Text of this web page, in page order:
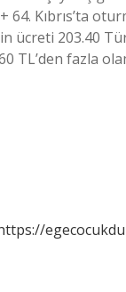
64. Kıbrıs’ta
203.40
TL’den fazla